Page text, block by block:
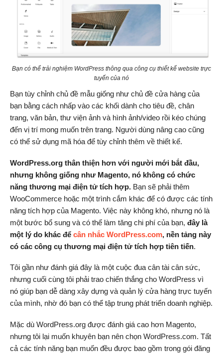
Bạn có thể trải nghiệm WordPress thông qua công cụ thiết kế website trực
tuyến của nó
Bạn tùy chỉnh chủ đề mẫu giống như chủ đề cửa hàng của
bạn bằng cách nhấp vào các khối dành cho tiêu đề, chân
trang, văn bản, thư viện ảnh và hình ảnh/video rồi kéo chúng
đến vị trí mong muốn trên trang. Người dùng nâng cao cũng
có thể sử dụng mã hóa để tùy chỉnh thêm về thiết kế.
WordPress.org thân thiện hơn với người mới bắt đầu,
nhưng không giống như Magento, nó không có chức
năng thương mại điện tử tích hợp. Bạn sẽ phải thêm
WooCommerce hoặc một trình cắm khác để có được các tính
năng tích hợp của Magento. Việc này không khó, nhưng nó là
một bước bổ sung và có thể làm tăng chi phí của bạn, đây là
một lý do khác để cân nhắc WordPress.com, nền tảng này
có các công cụ thương mại điện tử tích hợp tiên tiến.
Tôi gần như đánh giá đây là một cuộc đua cân tài cân sức,
nhưng cuối cùng tôi phải trao chiến thắng cho WordPress vì
nó giúp bạn dễ dàng xây dựng và quản lý cửa hàng trực tuyến
của mình, nhờ đó bạn có thể tập trung phát triển doanh nghiệp.
Mặc dù WordPress.org được đánh giá cao hơn Magento,
nhưng tôi lại muốn khuyên bạn nên chọn WordPress.com. Tất
cả các tính năng bạn muốn đều được bao gồm trong gói đăng